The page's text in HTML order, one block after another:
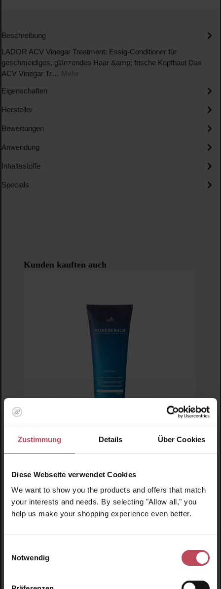
Zustimmung Details Über Cookies
Diese Webseite verwendet Cookies
We want to show you the products and offers that match
your interests and needs. By selecting "Allow all," you
help us make your shopping experience even better.
Notwendig
Beschreibung
LADOR ACV Vinegar Treatment: Essig-Conditioner für
geschmeidiges, glänzendes Haar &amp; frische Kopfhaut Das
ACV Vinegar Tr… Mehr
Eigenschaften
Hersteller
Bewertungen
Anwendung
Inhaltsstoffe
Specials
Produktgalerie überspringen
Kunden kauften auch
Balsam gegen Spliss und Frizz
200 ml(15,93 CHF / 100 ml)
Produkt Anzahl: Gib den gewünschten Wert